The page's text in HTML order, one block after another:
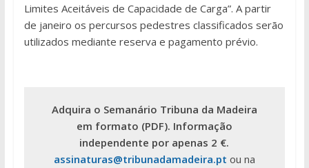
Limites Aceitáveis de Capacidade de Carga”. A partir
de janeiro os percursos pedestres classificados serão
utilizados mediante reserva e pagamento prévio.
Adquira o Semanário Tribuna da Madeira
em formato (PDF). Informação
independente por apenas 2 €.
assinaturas@tribunadamadeira.pt ou na